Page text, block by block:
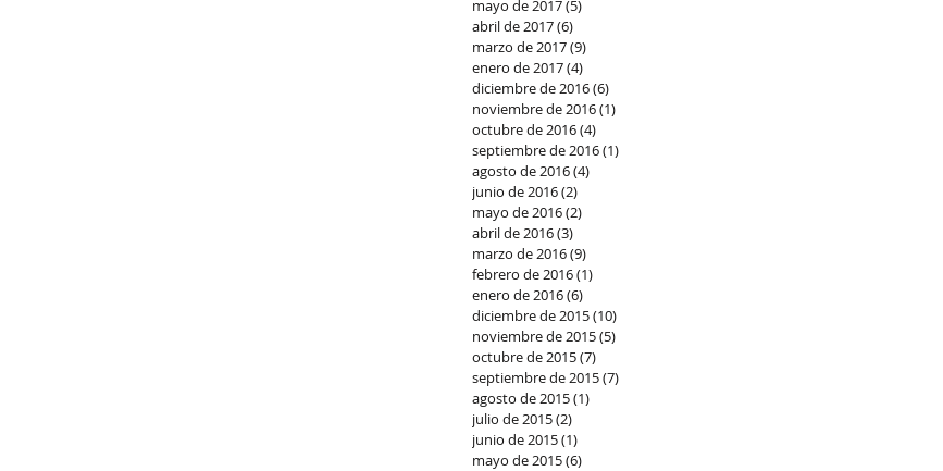
mayo de 2017(5)
abril de 2017(6)
marzo de 2017(9)
enero de 2017(4)
diciembre de 2016(6)
noviembre de 2016(1)
octubre de 2016(4)
septiembre de 2016(1)
agosto de 2016(4)
junio de 2016(2)
mayo de 2016(2)
abril de 2016(3)
marzo de 2016(9)
febrero de 2016(1)
enero de 2016(6)
diciembre de 2015(10)
noviembre de 2015(5)
octubre de 2015(7)
septiembre de 2015(7)
agosto de 2015(1)
julio de 2015(2)
junio de 2015(1)
mayo de 2015(6)